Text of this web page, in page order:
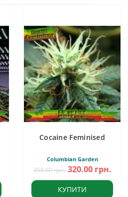
Cocaine Feminised
Columbian Garden
350.00 грн. 320.00 грн.
КУПИТИ